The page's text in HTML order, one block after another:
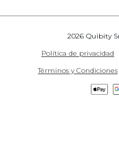
2026 Quibity
Política de privacidad
Términos y Condiciones